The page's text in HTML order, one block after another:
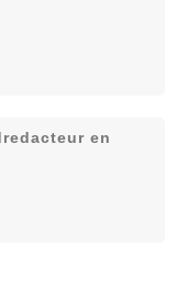
en